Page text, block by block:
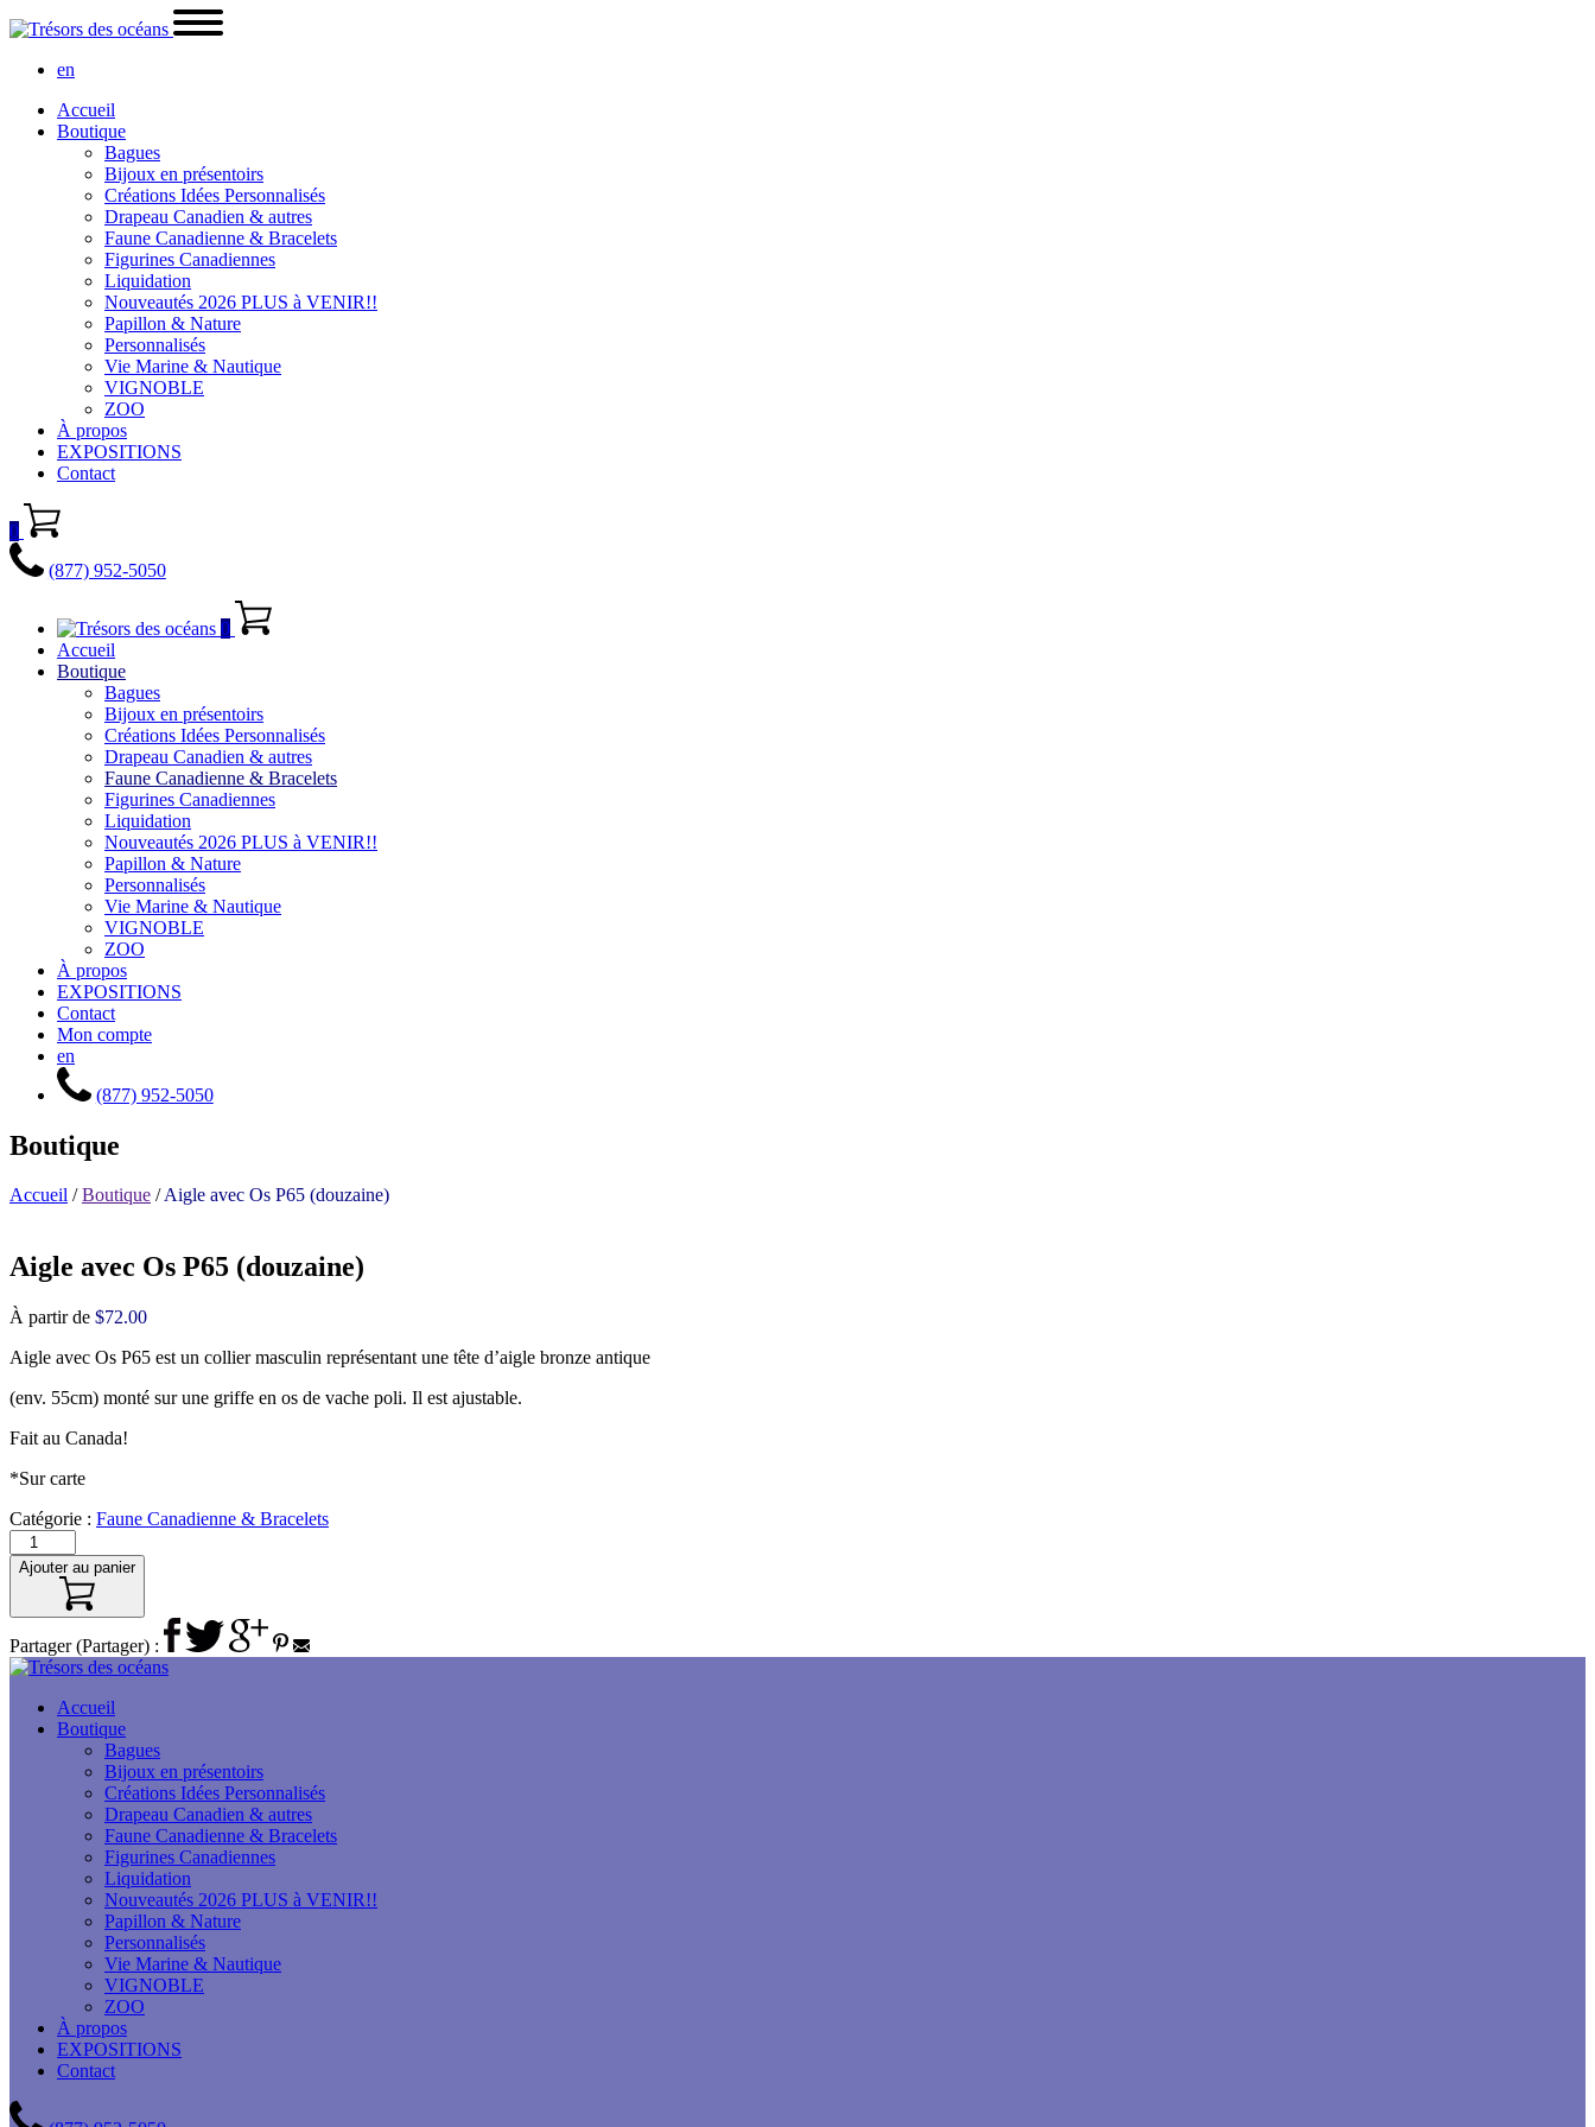
en
Accueil
Boutique
Bagues
Bijoux en présentoirs
Créations Idées Personnalisés
Drapeau Canadien & autres
Faune Canadienne & Bracelets
Figurines Canadiennes
Liquidation
Nouveautés 2026 PLUS à VENIR!!
Papillon & Nature
Personnalisés
Vie Marine & Nautique
VIGNOBLE
ZOO
À propos
EXPOSITIONS
Contact
0
(877) 952-5050
0
Accueil
Boutique
Bagues
Bijoux en présentoirs
Créations Idées Personnalisés
Drapeau Canadien & autres
Faune Canadienne & Bracelets
Figurines Canadiennes
Liquidation
Nouveautés 2026 PLUS à VENIR!!
Papillon & Nature
Personnalisés
Vie Marine & Nautique
VIGNOBLE
ZOO
À propos
EXPOSITIONS
Contact
Mon compte
en
(877) 952-5050
Boutique
Accueil /Boutique /Aigle avec Os P65 (douzaine)
Aigle avec Os P65 (douzaine)
À partir de $72.00
Aigle avec Os P65 est un collier masculin représentant une tête d’aigle bronze antique
(env. 55cm) monté sur une griffe en os de vache poli. Il est ajustable.
Fait au Canada!
*Sur carte
Catégorie : Faune Canadienne & Bracelets
Ajouter au panier
Partager (Partager) :
Accueil
Boutique
Bagues
Bijoux en présentoirs
Créations Idées Personnalisés
Drapeau Canadien & autres
Faune Canadienne & Bracelets
Figurines Canadiennes
Liquidation
Nouveautés 2026 PLUS à VENIR!!
Papillon & Nature
Personnalisés
Vie Marine & Nautique
VIGNOBLE
ZOO
À propos
EXPOSITIONS
Contact